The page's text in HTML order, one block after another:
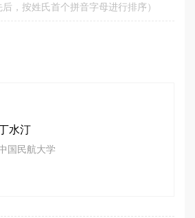
后，按姓氏首个拼音字母进行排序）
水汀
国民航大学